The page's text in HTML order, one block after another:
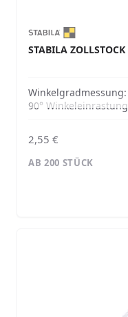
STABILA
Winkelgradmessung:
90°
2,55 €
AB 200 STÜCK